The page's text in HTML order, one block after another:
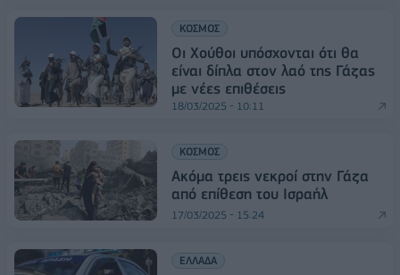
ΚΟΣΜΟΣ
Οι Χούθοι υπόσχονται ότι θα
είναι δίπλα στον λαό της Γάζας
με νέες επιθέσεις
18/03/2025 - 10:11
ΚΟΣΜΟΣ
Ακόμα τρεις νεκροί στην Γάζα
από επίθεση του Ισραήλ
17/03/2025 - 15:24
ΕΛΛΑΔΑ